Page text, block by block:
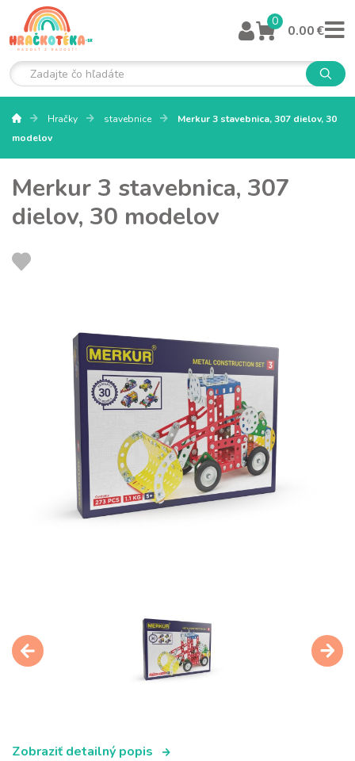
0
0.00 €
Hračky stavebnice
Merkur 3 stavebnica, 307 dielov, 30
modelov
Merkur 3 stavebnica, 307
dielov, 30 modelov
Zobraziť detailný popis